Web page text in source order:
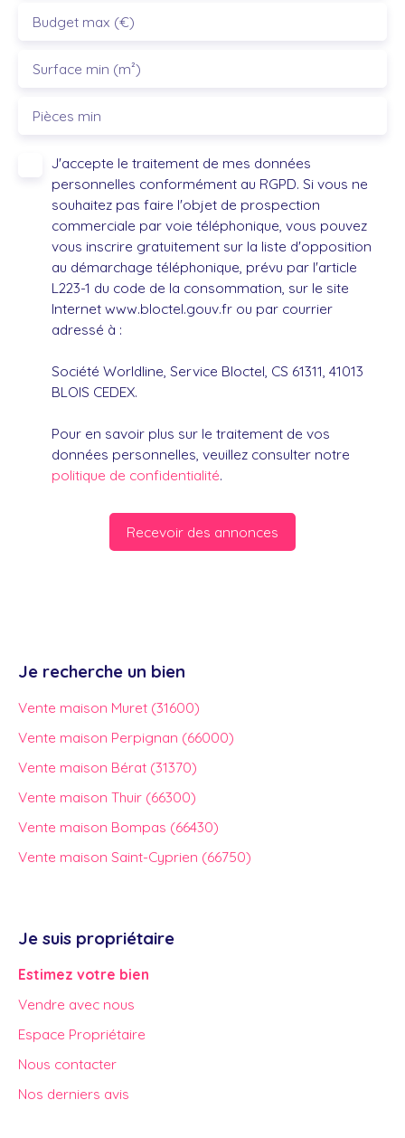
Budget max (€)
Surface min (m²)
Pièces min
J'accepte le traitement de mes données
personnelles conformément au RGPD. Si vous ne
souhaitez pas faire l'objet de prospection
commerciale par voie téléphonique, vous pouvez
vous inscrire gratuitement sur la liste d'opposition
au démarchage téléphonique, prévu par l'article
L223-1 du code de la consommation, sur le site
Internet www.bloctel.gouv.fr ou par courrier
adressé à :
Société Worldline, Service Bloctel, CS 61311, 41013
BLOIS CEDEX.
Pour en savoir plus sur le traitement de vos
données personnelles, veuillez consulter notre
politique de confidentialité.
Recevoir des annonces
Je recherche un bien
Vente maison Muret (31600)
Vente maison Perpignan (66000)
Vente maison Bérat (31370)
Vente maison Thuir (66300)
Vente maison Bompas (66430)
Vente maison Saint-Cyprien (66750)
Je suis propriétaire
Estimez votre bien
Vendre avec nous
Espace Propriétaire
Nous contacter
Nos derniers avis